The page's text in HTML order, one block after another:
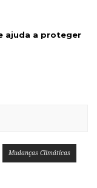
ajuda a proteger
Mudanças Climáticas